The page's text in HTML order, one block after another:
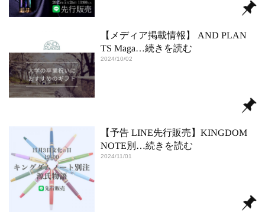
【メディア掲載情報】 AND PLAN
TS Maga…続きを読む
2024/10/02
【予告 LINE先行販売】KINGDOM
NOTE別 …続きを読む
2024/11/01